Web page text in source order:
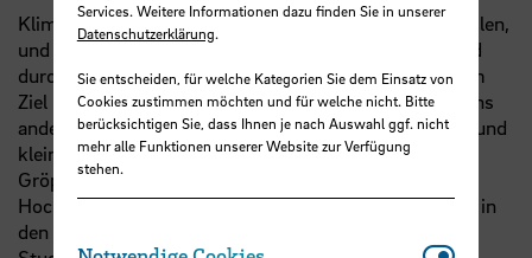
Klimaschutz benötigt eine Verankerung in den Stadtteilen,
und zwar gerade auch in den sozial benachteiligten und
durch Einwanderung geprägten Quartieren. Mit diesem
Ziel hat die Bremer Klimaschutzagentur Energiekonsens
anderthalb Jahre lang gezielt Haushalte, Hausbesitzer und
kleinere Unternehmen in den Bremer Stadtteilen
Gröpelingen und Walle angesprochen und beraten. Die
Hochschule Bremen hat das Pilotprojekt evaluiert und in
den Forschungsstand eingeordnet. Die Ergebnisse der
Services. Weitere Informationen dazu finden Sie in unserer
Datenschutzerklärung.
Sie entscheiden, für welche Kategorien Sie dem Einsatz von
Cookies zustimmen möchten und für welche nicht. Bitte
berücksichtigen Sie, dass Ihnen je nach Auswahl ggf. nicht
mehr alle Funktionen unserer Website zur Verfügung
stehen.